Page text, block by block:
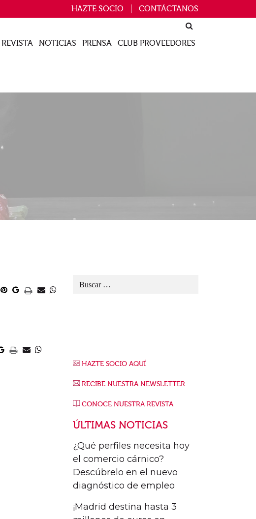
HAZTE SOCIO CONTÁCTANOS
REVISTA NOTICIAS PRENSA CLUB PROVEEDORES
HAZTE SOCIO AQUÍ
RECIBE NUESTRA NEWSLETTER
CONOCE NUESTRA REVISTA
ÚLTIMAS NOTICIAS
¿Qué perfiles necesita hoy
el comercio cárnico?
Descúbrelo en el nuevo
diagnóstico de empleo
¡Madrid destina hasta 3